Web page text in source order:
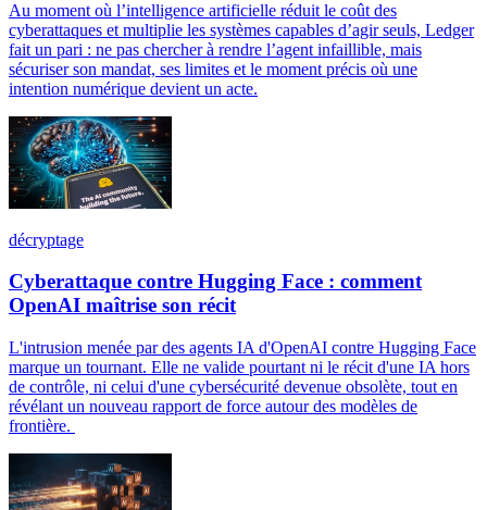
Au moment où l’intelligence artificielle réduit le coût des
cyberattaques et multiplie les systèmes capables d’agir seuls, Ledger
fait un pari : ne pas chercher à rendre l’agent infaillible, mais
sécuriser son mandat, ses limites et le moment précis où une
intention numérique devient un acte.
décryptage
Cyberattaque contre Hugging Face : comment
OpenAI maîtrise son récit
L'intrusion menée par des agents IA d'OpenAI contre Hugging Face
marque un tournant. Elle ne valide pourtant ni le récit d'une IA hors
de contrôle, ni celui d'une cybersécurité devenue obsolète, tout en
révélant un nouveau rapport de force autour des modèles de
frontière.